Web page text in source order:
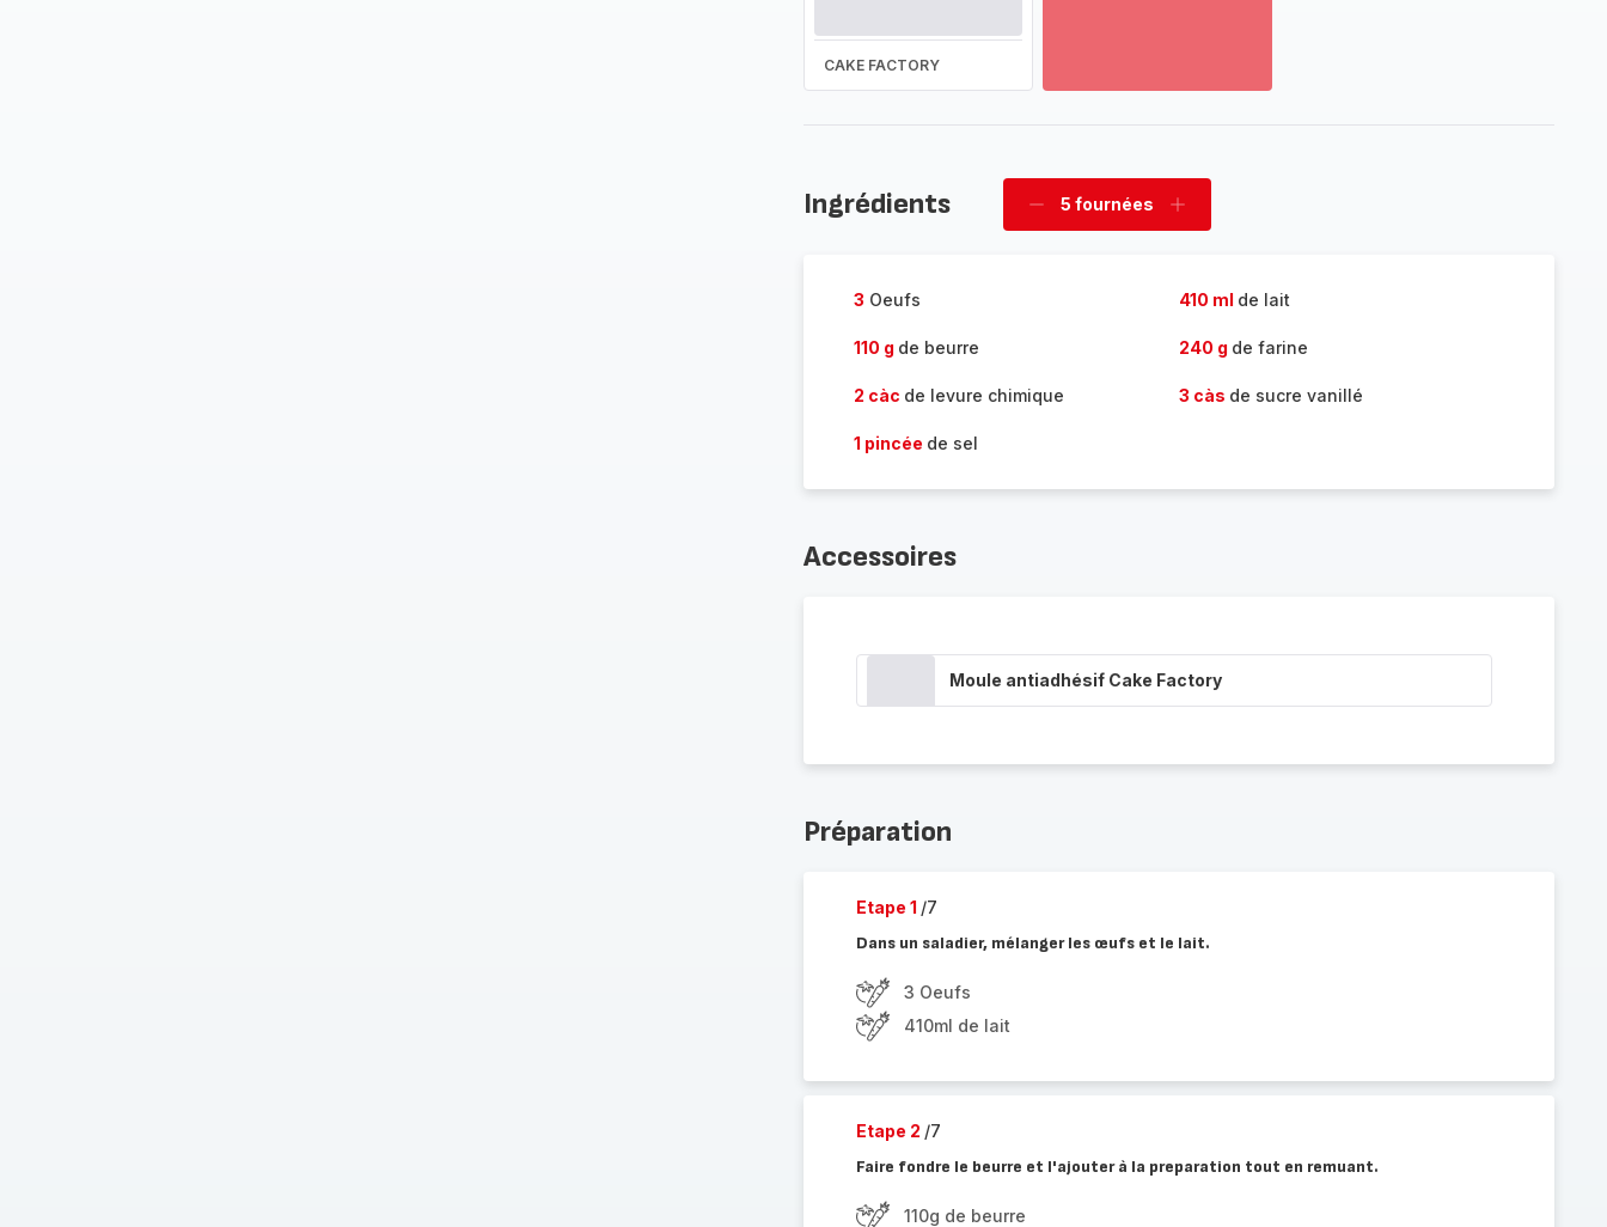
CAKE FACTORY
la
Ingrédients
Supprimer
5 fournées
Ajouter
3 Oeufs 410 ml de lait
110 g de beurre 240 g de farine
2 càc de levure chimique 3 càs de sucre vanillé
1 pincée de sel
Accessoires
Moule antiadhésif Cake Factory
Préparation
Etape 1 /7
Dans un saladier, mélanger les œufs et le lait.
3 Oeufs
410ml de lait
Etape 2 /7
Faire fondre le beurre et l'ajouter à la preparation tout en remuant.
110g de beurre